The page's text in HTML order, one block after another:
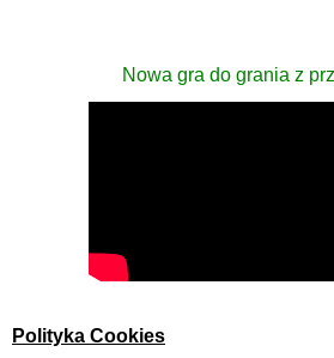
Nowa gra do grania z
Polityka Cookies